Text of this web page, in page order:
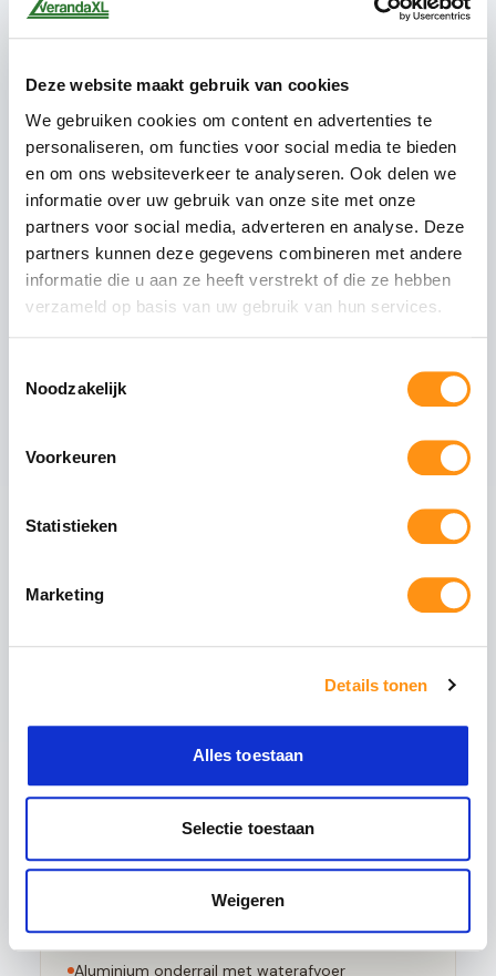
Deze website maakt gebruik van cookies
We gebruiken cookies om content en advertenties te
personaliseren, om functies voor social media te bieden
en om ons websiteverkeer te analyseren. Ook delen we
informatie over uw gebruik van onze site met onze
partners voor social media, adverteren en analyse. Deze
partners kunnen deze gegevens combineren met andere
informatie die u aan ze heeft verstrekt of die ze hebben
verzameld op basis van uw gebruik van hun services.
Noodzakelijk
Voorkeuren
Statistieken
Marketing
Details tonen
Alles toestaan
Selectie toestaan
Weigeren
Technische specificaties
Glasdikte
10mm gehard (ESG)
Glastype
Helder glas
Geslepen (niet scherp)
Profielmateriaal
Aluminium 6063-T6
Afwerking
Antraciet RAL 7016
Wieltype
RVS 304, verstelbaar
Aantal rails
Veiligheid van gehard glas
Gehard glas (ESG - Einscheiben-Sicherheitsglas)
ondergaat een speciaal thermisch proces waarbij
vervolgens snel wordt afgekoeld. Dit creëert een
permanente drukspanning in het oppervlak,
Bestand tegen grote temperatuurverschillen
Voldoet aan EN 12150-1 norm
Dit pakket bevat
stuks 10mm geharde glaspanelen
Aluminium bovenrail (Antraciet RAL 7016)
Aluminium onderrail met waterafvoer